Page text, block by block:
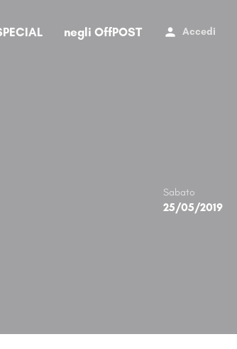
negli OffPOST Accedi
Sabato
25/05/2019